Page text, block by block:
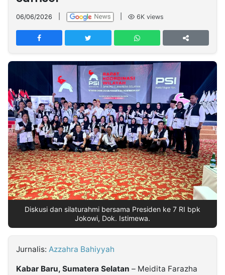
Network
PT
TREETAN
INDONESIA
Partner
Insight
NTB
Suara
Time
Lens
IDN
Daily
Jogja
Jalan
Rakyat
Idealita
News
Kita
Notice
Dinamikapost.com
Radar
Baru
Seedbacklink
Follow
Kabarbaru
06/06/2026 6K views
Diskusi dan silaturahmi bersama Presiden ke 7 RI bpk
Jokowi, Dok. Istimewa.
Jurnalis: Azzahra Bahiyyah
Kabar Baru, Sumatera Selatan – Meidita Farazha